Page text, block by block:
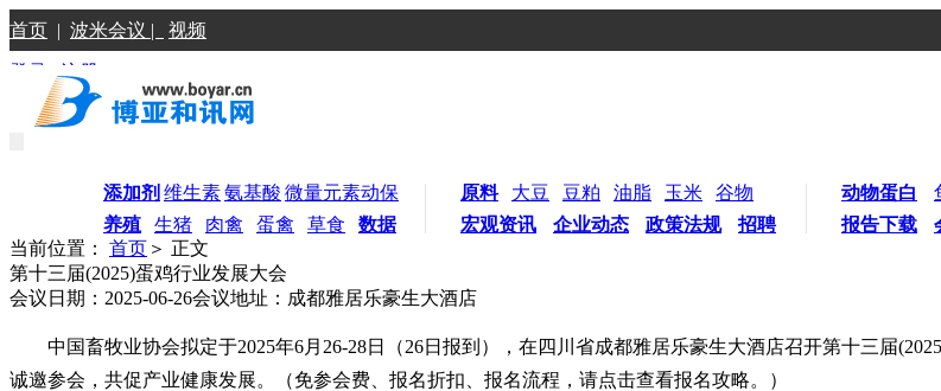
首页 | 波米会议 | 视频
登录 |注册
添加剂 维生素氨基酸 微量元素动保
养殖
生猪 肉禽 蛋禽 草食 数据
原料 大豆 豆粕 油脂 玉米
谷物
宏观资讯
企业动态 政策法规 招聘
动物蛋白
报告下载
当前位置： 首页 ＞ 正文
第十三届(2025)蛋鸡行业发展大会
会议日期：2025-06-26会议地址：成都雅居乐豪生大酒店
中国畜牧业协会拟定于2025年6月26-28日（26日报到），在四川省成都雅居乐豪生大酒店召开第十三届
诚邀参会，共促产业健康发展。（免参会费、报名折扣、报名流程，请点击查看报名攻略。）